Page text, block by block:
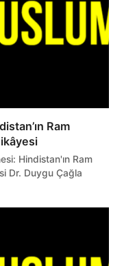
Ram
Hindistan'ın Ram
Dr. Duygu Çağla